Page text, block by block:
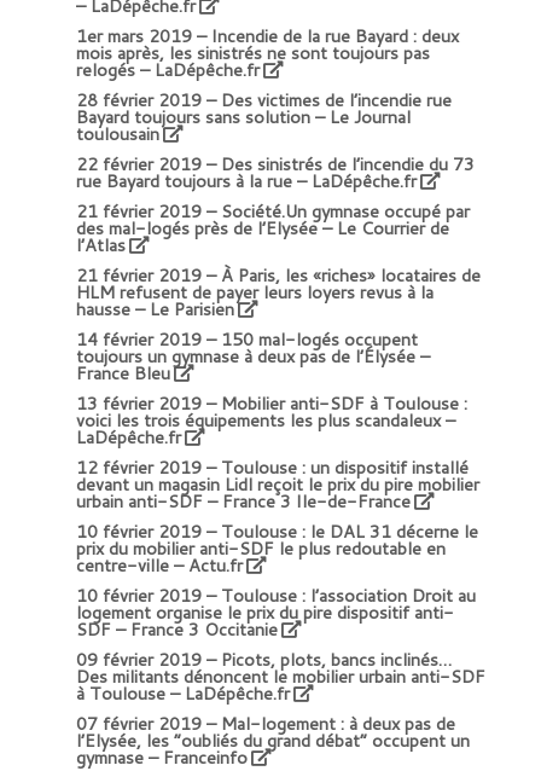
– LaDépêche.fr
1er mars 2019 –Incendie de la rue Bayard : deux
mois après, les sinistrés ne sont toujours pas
relogés – LaDépêche.fr
28 février 2019 –Des victimes de l’incendie rue
Bayard toujours sans solution – Le Journal
toulousain
22 février 2019 –Des sinistrés de l’incendie du 73
rue Bayard toujours à la rue – LaDépêche.fr
21 février 2019 –Société.Un gymnase occupé par
des mal-logés près de l’Elysée – Le Courrier de
l’Atlas
21 février 2019 –À Paris, les «riches» locataires de
HLM refusent de payer leurs loyers revus à la
hausse – Le Parisien
14 février 2019 –150 mal-logés occupent
toujours un gymnase à deux pas de l’Élysée –
France Bleu
13 février 2019 –Mobilier anti-SDF à Toulouse :
voici les trois équipements les plus scandaleux –
LaDépêche.fr
12 février 2019 –Toulouse : un dispositif installé
devant un magasin Lidl reçoit le prix du pire mobilier
urbain anti-SDF – France 3 Ile-de-France
10 février 2019 –Toulouse : le DAL 31 décerne le
prix du mobilier anti-SDF le plus redoutable en
centre-ville – Actu.fr
10 février 2019 –Toulouse : l’association Droit au
logement organise le prix du pire dispositif anti-
SDF – France 3 Occitanie
09 février 2019 –Picots, plots, bancs inclinés…
Des militants dénoncent le mobilier urbain anti-SDF
à Toulouse – LaDépêche.fr
07 février 2019 –Mal-logement : à deux pas de
l’Elysée, les “oubliés du grand débat” occupent un
gymnase – Franceinfo